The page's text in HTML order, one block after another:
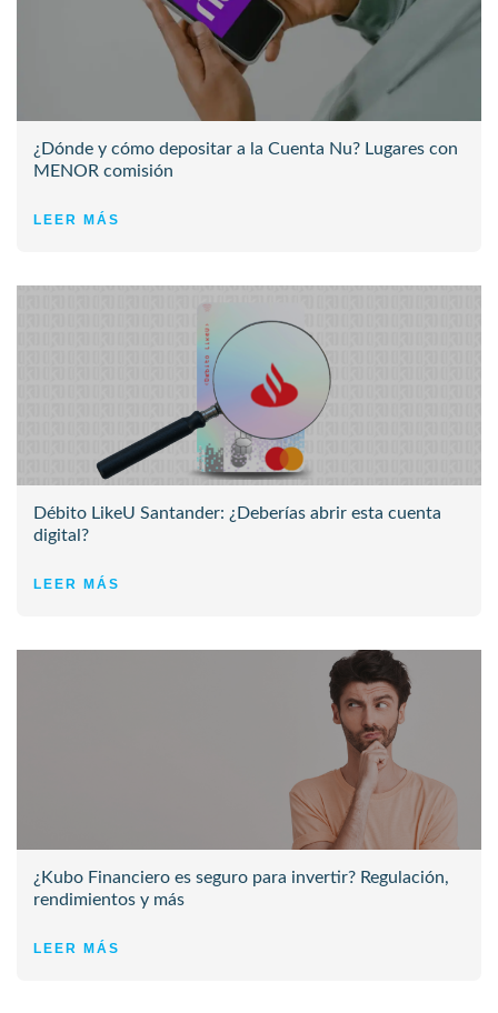
¿Dónde y cómo depositar a la Cuenta Nu? Lugares con
MENOR comisión
LEER MÁS
Débito LikeU Santander: ¿Deberías abrir esta cuenta
digital?
LEER MÁS
¿Kubo Financiero es seguro para invertir? Regulación,
rendimientos y más
LEER MÁS